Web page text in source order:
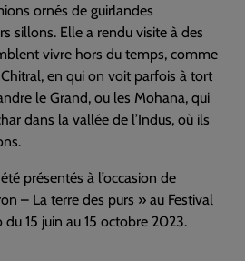
ornés de guirlandes
sillons. Elle a rendu visite à des
vivre hors du temps, comme
en qui on voit parfois à tort
le Grand, ou les Mohana, qui
dans la vallée de l’Indus, où ils
présentés à l’occasion de
– La terre des purs » au Festival
15 juin au 15 octobre 2023.